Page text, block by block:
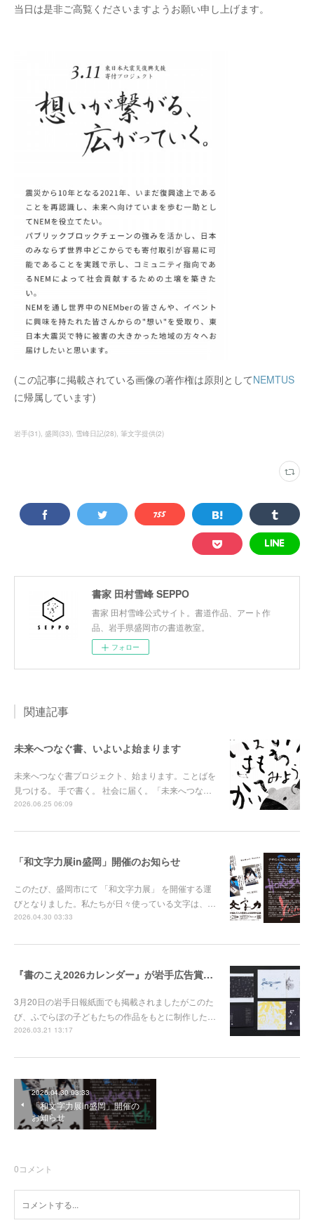
当日は是非ご高覧くださいますようお願い申し上げます。
(この記事に掲載されている画像の著作権は原則としてNEMTUS
に帰属しています)
岩手(31) 盛岡(33) 雪峰日記(28) 筆文字提供(2)
書家 田村雪峰 SEPPO
書家 田村雪峰公式サイト。書道作品、アート作
品、岩手県盛岡市の書道教室。
フォロー
関連記事
未来へつなぐ書、いよいよ始まります
未来へつなぐ書プロジェクト、始まります。ことばを
見つける。 手で書く。 社会に届く。「未来へつな…
2026.06.25 06:09
「和文字力展in盛岡」開催のお知らせ
このたび、盛岡市にて 「和文字力展」 を開催する運
びとなりました。私たちが日々使っている文字は、…
2026.04.30 03:33
『書のこえ2026カレンダー』が岩手広告賞グラフィック部門を受賞しました
3月20日の岩手日報紙面でも掲載されましたがこのた
び、ふでらぼの子どもたちの作品をもとに制作した…
2026.03.21 13:17
2026.04.30 03:33
「和文字力展in盛岡」開催の
お知らせ
0コメント